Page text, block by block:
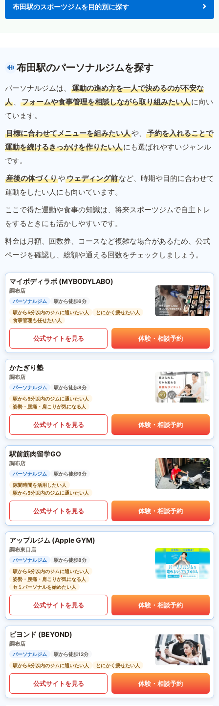
布田駅のスポーツジムを目的別に探す
布田駅のパーソナルジムを探す
パーソナルジムは、
運動の進め方を一人で決めるのが不安な
人 、 フォームや食事管理を相談しながら取り組みたい人に向い
ています。
目標に合わせてメニューを組みたい人や、
予約を入れることで
運動を続けるきっかけを作りたい人にも選ばれやすいジャンル
です。
産後の体づくりやウェディング前など、時期や目的に合わせて
運動をしたい人にも向いています。
ここで得た運動や食事の知識は、将来スポーツジムで自主トレ
をするときにも活かしやすいです。
料金は月額、回数券、コースなど複雑な場合があるため、公式
ページを確認し、総額や通える回数をチェックしましょう。
マイボディラボ (MYBODYLABO)
調布店
パーソナルジム
駅から徒歩6分
駅から5分以内のジムに通いたい人
とにかく痩せたい人
食事管理も任せたい人
公式サイトを見る 体験・相談予約
かたぎり塾
調布店
パーソナルジム
駅から徒歩8分
駅から5分以内のジムに通いたい人
姿勢・腰痛・肩こりが気になる人
公式サイトを見る 体験・相談予約
駅前筋肉留学GO
調布店
パーソナルジム
駅から徒歩9分
隙間時間を活用したい人
駅から5分以内のジムに通いたい人
公式サイトを見る 体験・相談予約
アップルジム (Apple GYM)
調布東口店
パーソナルジム
駅から徒歩8分
駅から5分以内のジムに通いたい人
姿勢・腰痛・肩こりが気になる人
セミパーソナルを始めたい人
公式サイトを見る 体験・相談予約
ビヨンド (BEYOND)
調布店
パーソナルジム
駅から徒歩12分
駅から5分以内のジムに通いたい人
とにかく痩せたい人
公式サイトを見る 体験・相談予約